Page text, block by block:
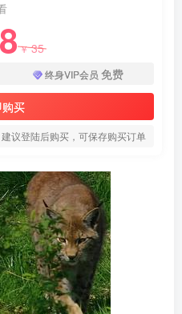
￥35
终身VIP会员 免费
买
议登陆后购买，可保存购买订单